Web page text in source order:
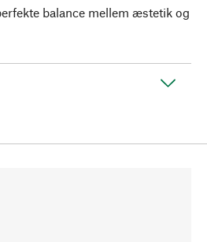
balance mellem æstetik og